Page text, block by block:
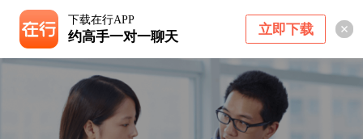
下载在行APP
约高手一对一聊天 立即下载